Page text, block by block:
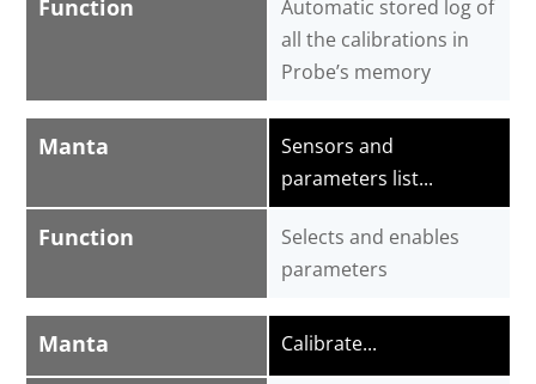
Function
Automatic stored log of
all the calibrations in
Probe’s memory
Manta
Function
Sensors and
parameters list...
Selects and enables
parameters
Manta Calibrate...